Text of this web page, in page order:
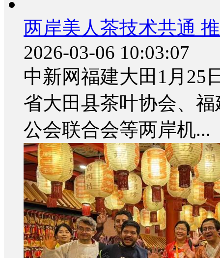
两岸美人茶技术共通
2026-03-06 10:03:07
中新网福建大田1月25